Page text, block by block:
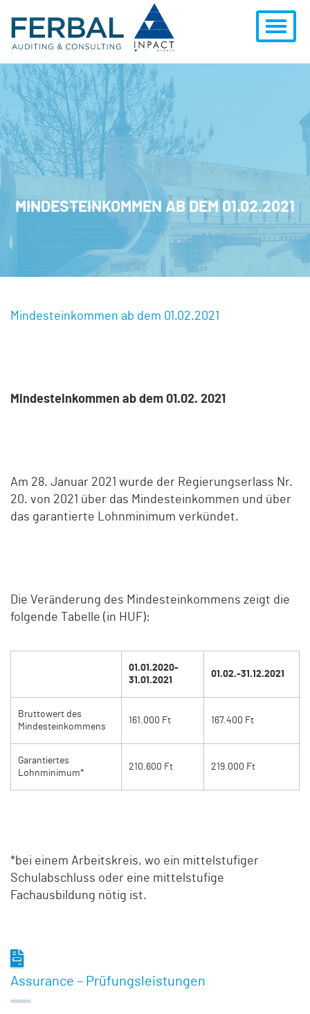
MINDESTEINKOMMEN AB DEM 01.02.2021
Mindesteinkommen ab dem 01.02.2021
Mindesteinkommen ab dem 01.02. 2021
Am 28. Januar 2021 wurde der Regierungserlass Nr.
20. von 2021 über das Mindesteinkommen und über
das garantierte Lohnminimum verkündet.
Die Veränderung des Mindesteinkommens zeigt die
folgende Tabelle (in HUF):
01.01.2020-
31.01.2021
01.02.-31.12.2021
Bruttowert des
Mindesteinkommens
161.000 Ft 167.400 Ft
Garantiertes
Lohnminimum*
210.600 Ft 219.000 Ft
*bei einem Arbeitskreis, wo ein mittelstufiger
Schulabschluss oder eine mittelstufige
Fachausbildung nötig ist.
Assurance – Prüfungsleistungen